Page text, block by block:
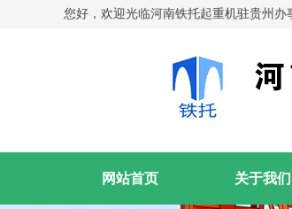
您好，欢迎光临河南铁托起重机驻贵州
网站首页 关于我们